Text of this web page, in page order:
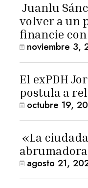
Juanlu
volver a un
financie
losnoviembre 3,
El exPDH
postula a
octubre 19,
«La
agosto 21,